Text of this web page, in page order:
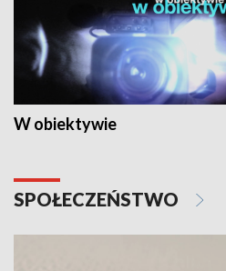
W obiektywie
SPOŁECZEŃSTWO